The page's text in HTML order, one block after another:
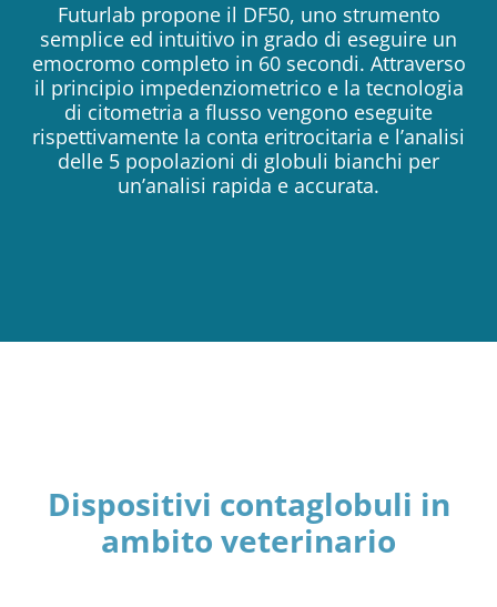
Futurlab propone il DF50, uno strumento
semplice ed intuitivo in grado di eseguire un
emocromo completo in 60 secondi. Attraverso
il principio impedenziometrico e la tecnologia
di citometria a flusso vengono eseguite
rispettivamente la conta eritrocitaria e l’analisi
delle 5 popolazioni di globuli bianchi per
un’analisi rapida e accurata.
Dispositivi contaglobuli in
ambito veterinario